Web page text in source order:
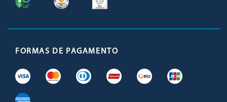
FORMAS DE PAGAMENTO